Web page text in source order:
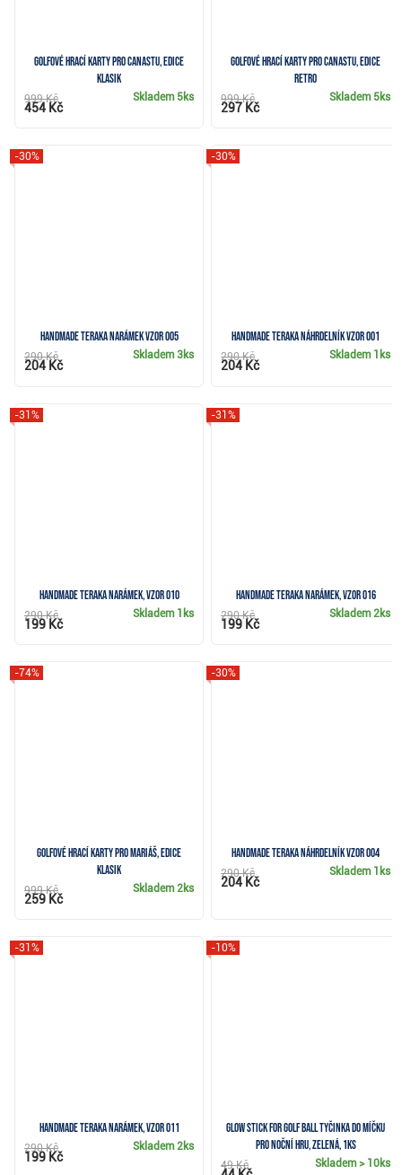
Golfové hrací karty pro Canastu, edice
Klasik
Skladem 5ks
999 Kč
454 Kč
Golfové hrací karty pro Canastu, edice
Retro
Skladem 5ks
999 Kč
297 Kč
Handmade Teraka narámek vzor 005
-30%
Skladem3ks
290 Kč
204 Kč
Handmade Teraka náhrdelník vzor 001
-30%
Skladem 1ks
290 Kč
204 Kč
Handmade Teraka narámek, vzor 010
-31%
Skladem 1ks
290 Kč
199 Kč
Handmade Teraka narámek, vzor 016
-31%
Skladem 2ks
290 Kč
199 Kč
Golfové hrací karty pro Mariáš, edice
Klasik
-74%
Skladem2ks
999 Kč
259 Kč
Handmade Teraka náhrdelník vzor 004
-30%
Skladem 1ks
290 Kč
204 Kč
Handmade Teraka narámek, vzor 011
-31%
Skladem2ks
290 Kč
199 Kč
Glow Stick for Golf Ball tyčinka do míčku
pro noční hru, zelená, 1ks
-10%
Skladem> 10ks
49 Kč